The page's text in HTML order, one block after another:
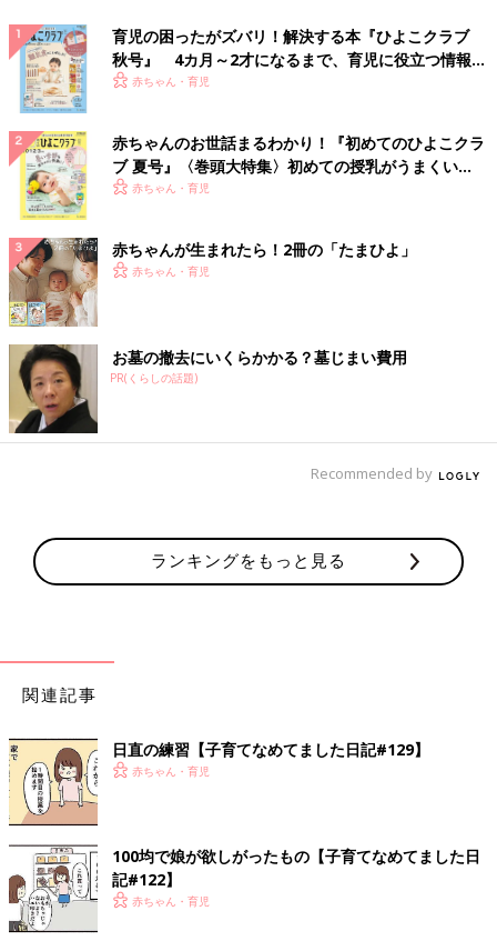
えない時もありますが…）
ました日記#113】
好きなお菓子って成長するにつれてどんどん変
[ひよこエッグ]
都内在住のワーママ。
2015年3月産まれの娘と夫の3人家族。
子育ての記録をブログやインスタグラムで公開中
育児の困ったがズバリ！解決する本『ひよこクラブ
秋号』 4カ月～2才になるまで、育児に役立つ情報が
いっぱい！
赤ちゃん・育児
赤ちゃんのお世話まるわかり！『初めてのひよこクラ
ブ 夏号』〈巻頭大特集〉初めての授乳がうまくい
く！ おっぱい・ミルクの基本と夏のトラブル 解決テ
赤ちゃん・育児
赤ちゃんが生まれたら！2冊の「たまひよ」
赤ちゃん・育児
お墓の撤去にいくらかかる？墓じまい費用
PR(くらしの話題)
Recommended by
ランキングをもっと見る
関連記事
日直の練習【子育てなめてました日記#129】
赤ちゃん・育児
100均で娘が欲しがったもの【子育てなめてました日
記#122】
赤ちゃん・育児